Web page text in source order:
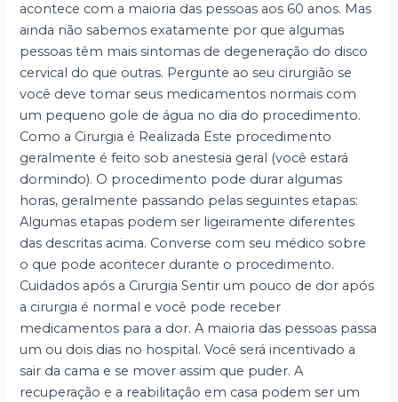
acontece com a maioria das pessoas aos 60 anos. Mas
ainda não sabemos exatamente por que algumas
pessoas têm mais sintomas de degeneração do disco
cervical do que outras. Pergunte ao seu cirurgião se
você deve tomar seus medicamentos normais com
um pequeno gole de água no dia do procedimento.
Como a Cirurgia é Realizada Este procedimento
geralmente é feito sob anestesia geral (você estará
dormindo). O procedimento pode durar algumas
horas, geralmente passando pelas seguintes etapas:
Algumas etapas podem ser ligeiramente diferentes
das descritas acima. Converse com seu médico sobre
o que pode acontecer durante o procedimento.
Cuidados após a Cirurgia Sentir um pouco de dor após
a cirurgia é normal e você pode receber
medicamentos para a dor. A maioria das pessoas passa
um ou dois dias no hospital. Você será incentivado a
sair da cama e se mover assim que puder. A
recuperação e a reabilitação em casa podem ser um